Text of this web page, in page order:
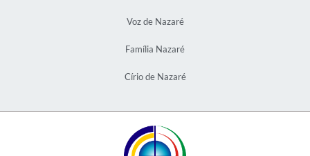
Voz de Nazaré
Família Nazaré
Círio de Nazaré